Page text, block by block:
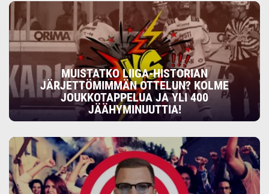
MUISTATKO LIIGA-HISTORIAN
JÄRJETTÖMIMMÄN OTTELUN? KOLME
JOUKKOTAPPELUA JA YLI 400
JÄÄHYMINUUTTIA!